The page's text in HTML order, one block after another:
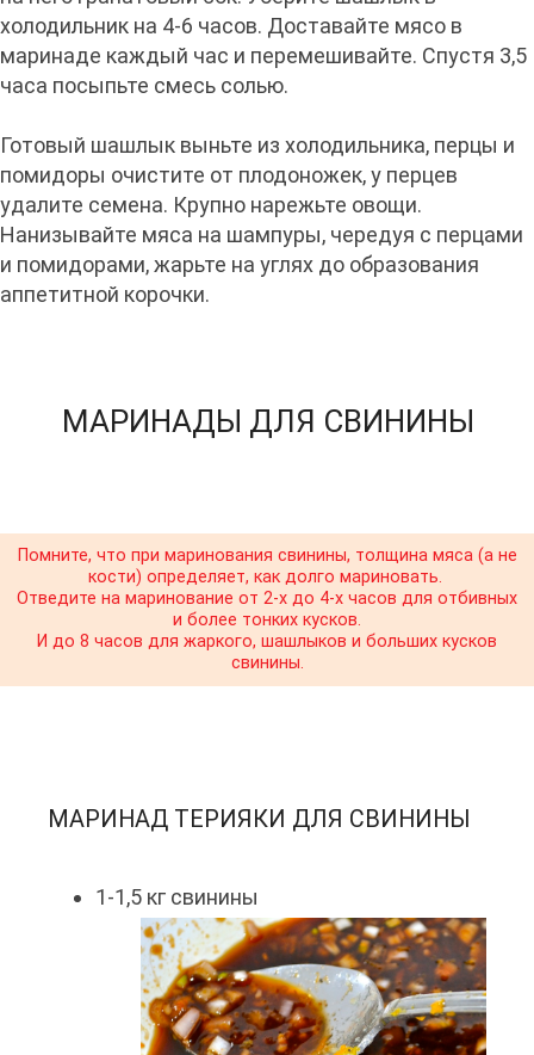
холодильник на 4-6 часов. Доставайте мясо в
маринаде каждый час и перемешивайте. Спустя 3,5
часа посыпьте смесь солью.
Готовый шашлык выньте из холодильника, перцы и
помидоры очистите от плодоножек, у перцев
удалите семена. Крупно нарежьте овощи.
Нанизывайте мяса на шампуры, чередуя с перцами
и помидорами, жарьте на углях до образования
аппетитной корочки.
МАРИНАДЫ ДЛЯ СВИНИНЫ
Помните, что при маринования свинины, толщина мяса (а не
кости) определяет, как долго мариновать.
Отведите на маринование от 2-х до 4-х часов для отбивных
и более тонких кусков.
И до 8 часов для жаркого, шашлыков и больших кусков
свинины.
МАРИНАД ТЕРИЯКИ ДЛЯ СВИНИНЫ
1-1,5 кг свинины